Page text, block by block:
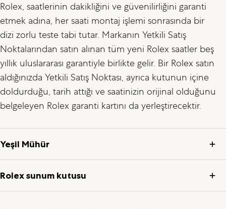
Rolex, saatlerinin dakikliğini ve güvenilirliğini garanti
etmek adına, her saati montaj işlemi sonrasında bir
dizi zorlu teste tabi tutar. Markanın Yetkili Satış
Noktalarından satın alınan tüm yeni Rolex saatler beş
yıllık uluslararası garantiyle birlikte gelir. Bir Rolex satın
aldığınızda Yetkili Satış Noktası, ayrıca kutunun içine
doldurduğu, tarih attığı ve saatinizin orijinal olduğunu
belgeleyen Rolex garanti kartını da yerleştirecektir.
Yeşil Mühür
Rolex sunum kutusu